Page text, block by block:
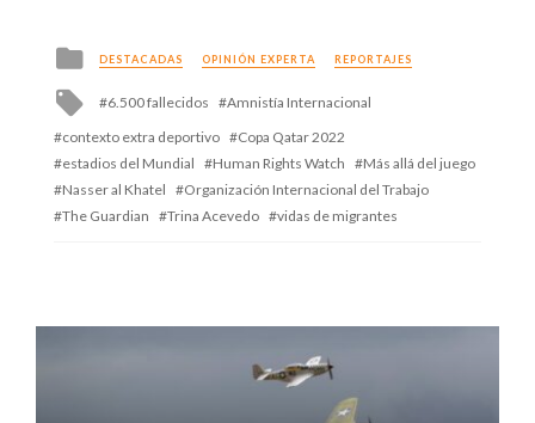
Posted
in
DESTACADAS OPINIÓN EXPERTA REPORTAJES
Tagged
6.500 fallecidos
Amnistía Internacional
contexto extra deportivo
Copa Qatar 2022
estadios del Mundial
Human Rights Watch
Más allá del juego
Nasser al Khatel
Organización Internacional del Trabajo
The Guardian
Trina Acevedo vidas de migrantes